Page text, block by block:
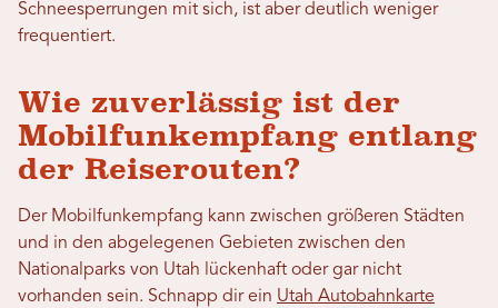
Schneesperrungen mit sich, ist aber deutlich weniger
frequentiert.
Wie zuverlässig ist der
Mobilfunkempfang entlang
der Reiserouten?
Der Mobilfunkempfang kann zwischen größeren Städten
und in den abgelegenen Gebieten zwischen den
Nationalparks von Utah lückenhaft oder gar nicht
vorhanden sein. Schnapp dir ein Utah Autobahnkarte